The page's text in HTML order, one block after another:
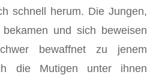
schnell herum. Die Jungen,
und sich beweisen
bewaffnet zu jenem
die Mutigen unter ihnen